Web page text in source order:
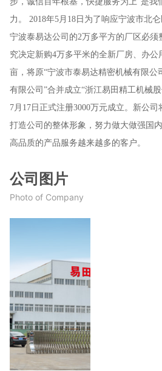
力。 2018年5月18日为了响应宁波市北
宁波泰易达公司的2万多平方的厂区必
究决定新购4万多平米的全新厂房、办公
亩，将原“宁波市泰易达精密机械有限公
有限公司”合并成立“浙江易田精工机械
7月17日正式注册3000万元成立。新公
打造公司的整体形象，努力做大做强国
高品质的产品服务越来越多的客户。
公司图片
Photo of Company